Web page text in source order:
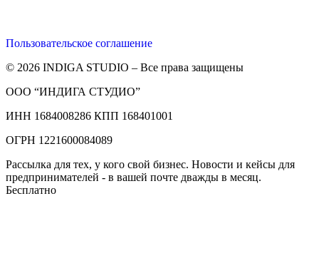
Пользовательское соглашение
© 2026 INDIGA STUDIO – Все права защищены
ООО “ИНДИГА СТУДИО”
ИНН 1684008286 КПП 168401001
ОГРН 1221600084089
Рассылка для тех, у кого свой бизнес. Новости и кейсы для
предпринимателей - в вашей почте дважды в месяц.
Бесплатно